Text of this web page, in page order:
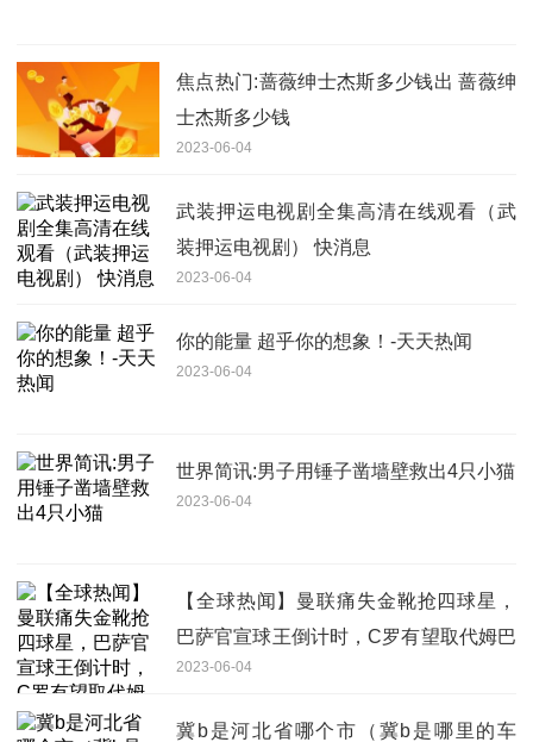
焦点热门:蔷薇绅士杰斯多少钱出 蔷薇绅
士杰斯多少钱
2023-06-04
武装押运电视剧全集高清在线观看（武
装押运电视剧） 快消息
2023-06-04
你的能量 超乎你的想象！-天天热闻
2023-06-04
世界简讯:男子用锤子凿墙壁救出4只小猫
2023-06-04
【全球热闻】曼联痛失金靴抢四球星，
巴萨官宣球王倒计时，C罗有望取代姆巴
佩
2023-06-04
冀b是河北省哪个市（冀b是哪里的车